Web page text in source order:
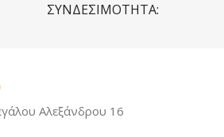
ΣΥΝΔΕΣΙΜΌΤΗΤΑ
Αλεξάνδρου 16